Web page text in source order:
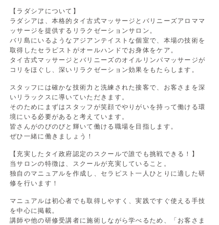
【ラダシアについて】
ラダシアは、本格的タイ古式マッサージとバリニーズアロママ
ッサージを提供するリラクゼーションサロン。
バリ島にいるようなアジアンテイストな個室で、本場の技術を
取得したセラピストがオールハンドでお身体をケア。
タイ古式マッサージとバリニーズのオイルリンパマッサージが
コリをほぐし、深いリラクゼーション効果をもたらします。
スタッフには確かな技術力と洗練された接客で、お客さまを深
いリラックスに導いていただきます。
そのためにまずはスタッフが笑顔でやりがいを持って働ける環
境にいる必要があると考えています。
皆さんがのびのびと輝いて働ける職場を目指します。
ぜひ一緒に働きましょう！
【充実したタイ政府認定のスクールで誰でも挑戦できる！】
当サロンの特徴は、スクールが充実していること。
独自のマニュアルを作成し、セラピスト一人ひとりに適した研
修を行います！
マニュアルは初心者でも取得しやすく、実践ですぐ使える手技
を中心に掲載。
講師や他の研修受講者に施術しながら学べるため、「お客さま